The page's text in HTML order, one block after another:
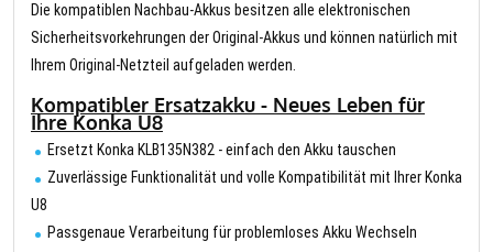
Die kompatiblen Nachbau-Akkus besitzen alle elektronischen
Sicherheitsvorkehrungen der Original-Akkus und können natürlich mit
Ihrem Original-Netzteil aufgeladen werden.
Kompatibler Ersatzakku - Neues Leben für
Ihre Konka U8
Ersetzt Konka KLB135N382 - einfach den Akku tauschen
Zuverlässige Funktionalität und volle Kompatibilität mit Ihrer Konka
U8
Passgenaue Verarbeitung für problemloses Akku Wechseln